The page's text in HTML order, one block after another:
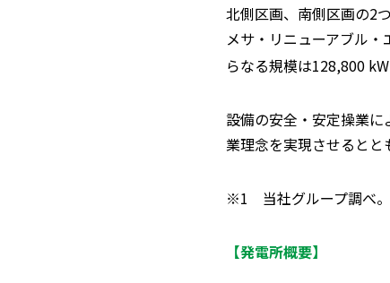
北側区画、南側区画の2
メサ・リニューアブル
らなる規模は128,800 kW
設備の安全・安定操業
業理念を実現させると
※1 当社グループ調べ
【発電所概要】